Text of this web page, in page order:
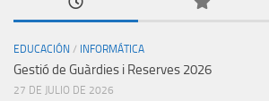
EDUCACIÓN / INFORMÁTICA
Gestió de Guàrdies i Reserves 2026
27 DE JULIO DE 2026